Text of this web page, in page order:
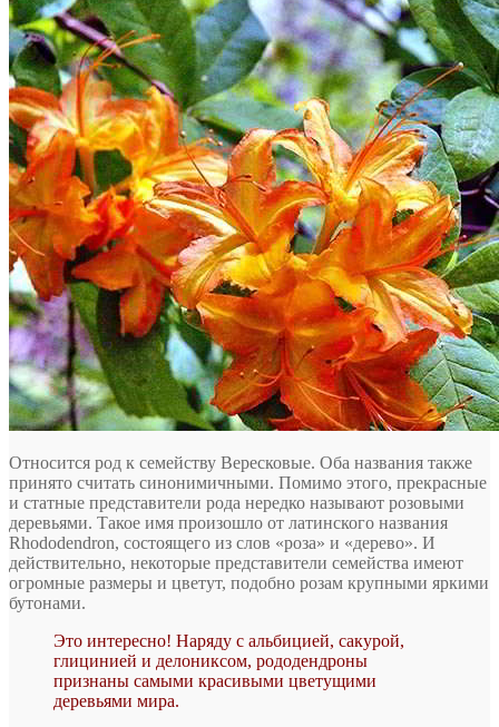
Относится род к семейству Вересковые. Оба названия также
принято считать синонимичными. Помимо этого, прекрасные
и статные представители рода нередко называют розовыми
деревьями. Такое имя произошло от латинского названия
Rhododendron, состоящего из слов «роза» и «дерево». И
действительно, некоторые представители семейства имеют
огромные размеры и цветут, подобно розам крупными яркими
бутонами.
Это интересно! Наряду с альбицией, сакурой,
глицинией и делониксом, рододендроны
признаны самыми красивыми цветущими
деревьями мира.